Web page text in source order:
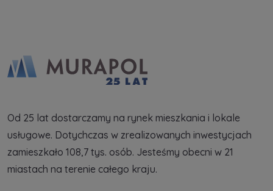
Od 25 lat dostarczamy na rynek mieszkania i lokale
usługowe. Dotychczas w zrealizowanych inwestycjach
zamieszkało 108,7 tys. osób. Jesteśmy obecni w 21
miastach na terenie całego kraju.